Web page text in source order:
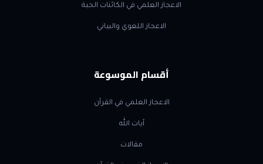
الاعجاز العلمي في الكائنات الحية
الاعجاز اللغوي والبياني
أقسام الموسوعة
الاعجاز العلمي في القرآن
آيات الله
مقالات